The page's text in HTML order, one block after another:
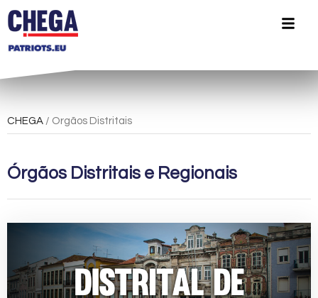
CHEGA / Orgãos Distritais
Órgãos Distritais e Regionais